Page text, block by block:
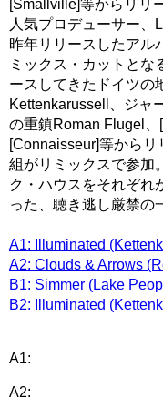
[Smallville]等からリリ
人気プロデューサー、
昨年リリースしたアル
ミックス・カットとな
ースしてきたドイツの
Kettenkarussell、ジャ
の重鎮Roman Flugel
[Connaisseur]等から
組がリミックスで参加
ク・ハウスをそれぞれ
った、聴き逃し厳禁の
A1: Illuminated
A2: Clouds & Arrows
B1: Simmer (Lake
B2: Illuminated
A1:
A2: